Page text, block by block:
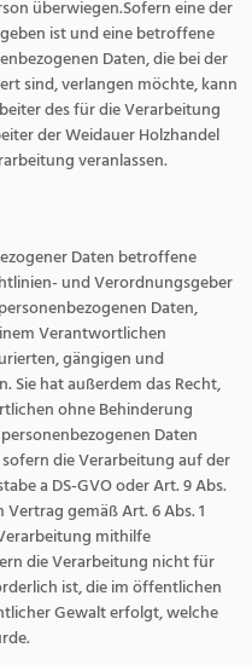
überwiegen.Sofern eine der
ist und eine betroffene
Daten, die bei der
sind, verlangen möchte, kann
des für die Verarbeitung
der Weidauer Holzhandel
veranlassen.
Daten betroffene
und Verordnungsgeber
Daten,
Verantwortlichen
gängigen und
Sie hat außerdem das Recht,
ohne Behinderung
Daten
die Verarbeitung auf der
a DS-GVO oder Art. 9 Abs.
gemäß Art. 6 Abs. 1
mithilfe
die Verarbeitung nicht für
ist, die im öffentlichen
Gewalt erfolgt, welche